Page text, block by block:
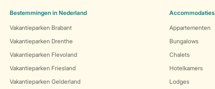
Bestemmingen in Nederland
Vakantieparken Brabant
Vakantieparken Drenthe
Vakantieparken Flevoland
Vakantieparken Friesland
Vakantieparken Gelderland
Accommodaties
Appartementen
Bungalows
Chalets
Hotelkamers
Lodges